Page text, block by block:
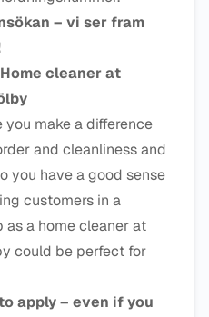
– vi ser fram
cleaner at
you make a difference
and cleanliness and
you have a good sense
customers in a
as a home cleaner at
could be perfect for
apply – even if you